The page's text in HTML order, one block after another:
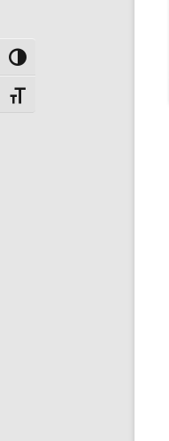
Toggle High Contrast
Toggle Font size